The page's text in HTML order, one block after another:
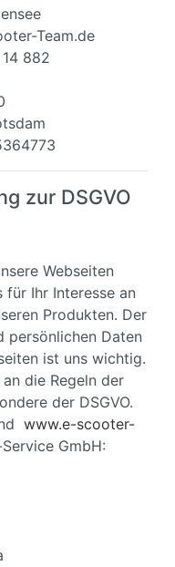
Team.de
882
zur DSGVO
Webseiten
für Ihr Interesse an
Produkten. Der
persönlichen Daten
ist uns wichtig.
die Regeln der
der DSGVO.
www.e-scooter-
GmbH: